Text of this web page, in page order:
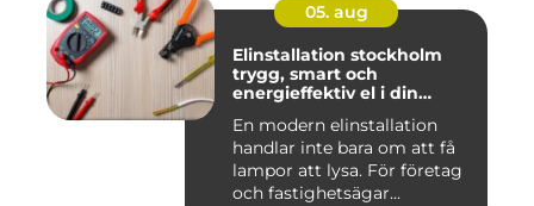
05. aug
Elinstallation stockholm
trygg, smart och
energieffektiv el i din
En modern elinstallation
handlar inte bara om att få
lampor att lysa. För företag
och fastighetsägar...